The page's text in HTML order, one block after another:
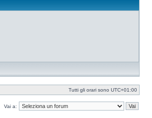
Tutti gli orari sono UTC+01:00
Vai a: